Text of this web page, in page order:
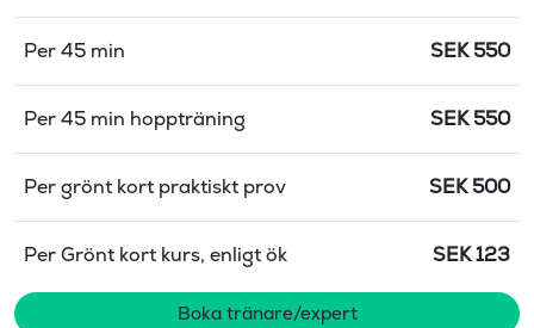
Per 45 min SEK 550
Per 45 min hoppträning SEK 550
Per grönt kort praktiskt prov SEK 500
Per Grönt kort kurs, enligt ök SEK123
Boka tränare/expert